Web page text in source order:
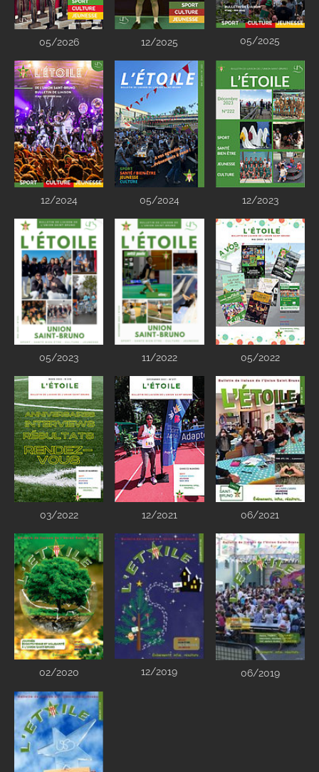
05/2026 12/2025 05/2025
12/2024 05/2024 12/2023
05/2023 11/2022 05/2022
03/2022 12/2021 06/2021
02/2020 12/2019 06/2019